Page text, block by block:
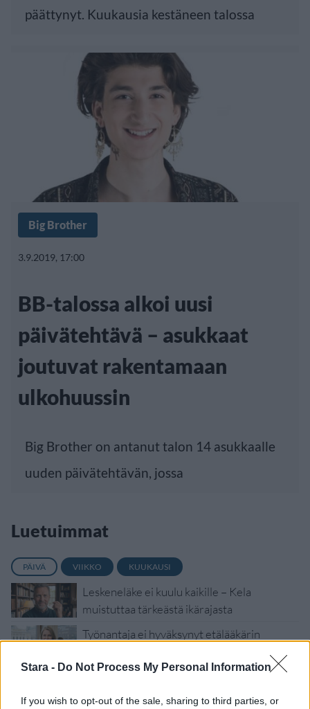
Stara - Do Not Process My Personal Information
If you wish to opt-out of the sale, sharing to third parties, or
päättynyt. Kuukausia kestäneen talossa
Big Brother
3.9.2019, 17:00
BB-talossa alkoi uusi
päivätehtävä – asukkaat
joutuvat rakentamaan
ulkohuussin
Big Brother on antanut talon 14 asukkaalle
uuden päivätehtävän, jossa
Luetuimmat
PÄIVÄ VIIKKO KUUKAUSI
Leskeneläke ei kuulu kaikille – Kela
muistuttaa tärkeästä ikärajasta
Työnantaja ei hyväksynyt etälääkärin
maksettu sairausajan palkkaa
Finnairin lennoista osan lentää jatkossa